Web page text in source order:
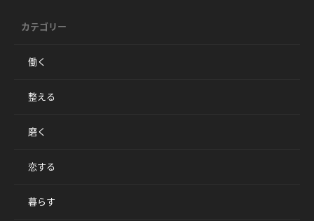
カテゴリー
働く
整える
磨く
恋する
暮らす